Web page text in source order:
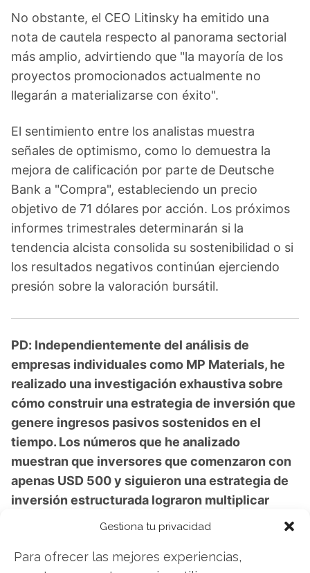
Gestiona tu privacidad
Para ofrecer las mejores experiencias,
No obstante, el CEO Litinsky ha emitido una
nota de cautela respecto al panorama sectorial
más amplio, advirtiendo que "la mayoría de los
proyectos promocionados actualmente no
llegarán a materializarse con éxito".
El sentimiento entre los analistas muestra
señales de optimismo, como lo demuestra la
mejora de calificación por parte de Deutsche
Bank a "Compra", estableciendo un precio
objetivo de 71 dólares por acción. Los próximos
informes trimestrales determinarán si la
tendencia alcista consolida su sostenibilidad o si
los resultados negativos continúan ejerciendo
presión sobre la valoración bursátil.
PD: Independientemente del análisis de
empresas individuales como MP Materials, he
realizado una investigación exhaustiva sobre
cómo construir una estrategia de inversión que
genere ingresos pasivos sostenidos en el
tiempo. Los números que he analizado
muestran que inversores que comenzaron con
apenas USD 500 y siguieron una estrategia de
inversión estructurada lograron multiplicar
significativamente su capital en una década. En
revelaré la estrategia de la "Línea Dorada" que